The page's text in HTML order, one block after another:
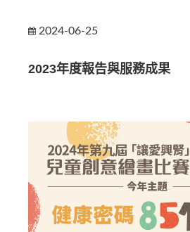
2024-06-25
2023年度報告與服務成果